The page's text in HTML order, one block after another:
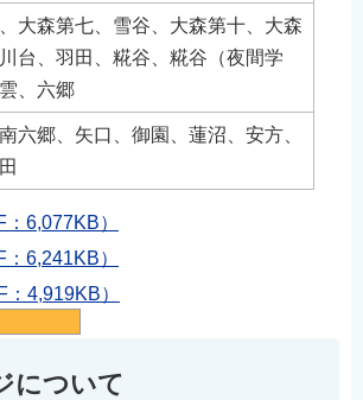
大森第七、雪谷、大森第十、大森
台、羽田、糀谷、糀谷（夜間学
、六郷
六郷、矢口、御園、蓮沼、安方、
6,077KB）
6,241KB）
4,919KB）
について